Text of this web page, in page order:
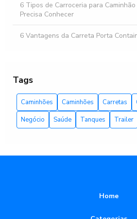
6 Tipos de Carroceria para
Precisa Conhecer
6 Vantagens da Carreta Porta
Aluguel de Camarim Móvel é a
Eventos
Aluguel de Camarim Móvel para
Praticidade
Aluguel de Camarim Móvel:
Tags
Caminhões Caminhões Carretas
Negócio
Saúde Tanques Trailer
Home